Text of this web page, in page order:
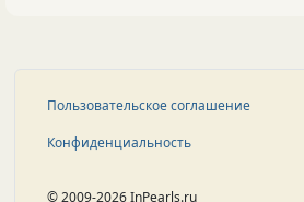
Пользовательское соглашение
Конфиденциальность
© 2009-2026 InPearls.ru